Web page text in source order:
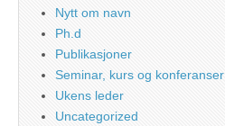
Nytt om navn
Ph.d
Publikasjoner
Seminar, kurs og konferanser
Ukens leder
Uncategorized